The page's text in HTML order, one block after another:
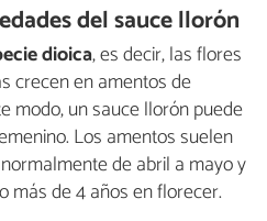
del sauce llorón
dioica, es decir, las flores
crecen en amentos de
modo, un sauce llorón puede
Los amentos suelen
de abril a mayo y
más de 4 años en florecer.